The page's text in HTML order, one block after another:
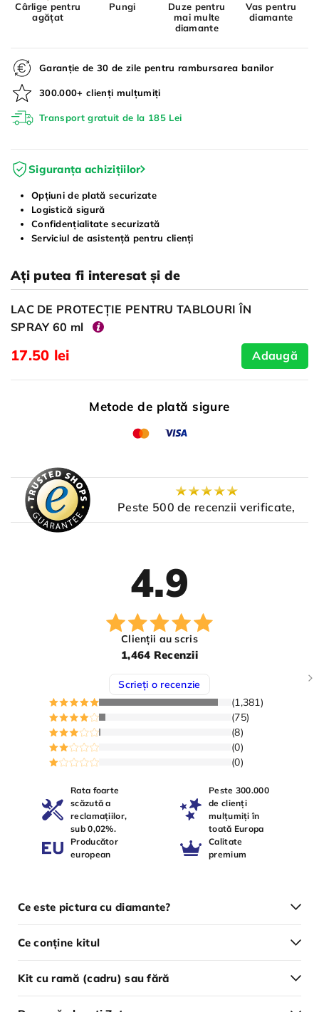
Cârlige pentru
agățat
Pungi
Duze pentru
mai multe
diamante
Vas pentru
diamante
Garanție de 30 de zile pentru rambursarea banilor
300.000+ clienți mulțumiți
Transport gratuit de la 185 Lei
Siguranța achizițiilor
Opțiuni de plată securizate
Logistică sigură
Confidențialitate securizată
Serviciul de asistență pentru clienți
Ați putea fi interesat și de
LAC DE PROTECȚIE PENTRU TABLOURI ÎN
SPRAY 60 ml
17.50 lei Adaugă
Metode de plată sigure
Peste 500 de recenzii verificate,
4.9
Clienții au scris
1,464 Recenzii
Scrieți o recenzie
(1,381)
(75)
(8)
(0)
(0)
Rata foarte
scăzută a
reclamațiilor,
sub 0,02%.
Peste 300.000
de clienți
mulțumiți în
toată Europa
Producător
european
Calitate
premium
Ce este pictura cu diamante?
Ce conține kitul
Kit cu ramă (cadru) sau fără